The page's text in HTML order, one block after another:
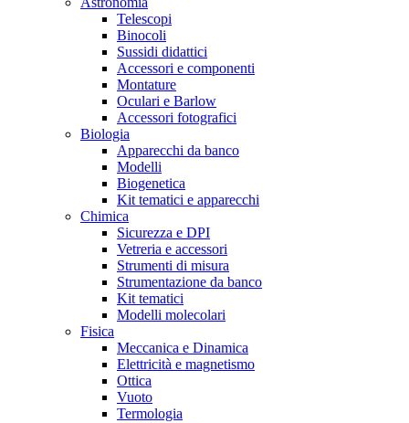
Telescopi
Binocoli
Sussidi didattici
Accessori e componenti
Montature
Oculari e Barlow
Accessori fotografici
Biologia
Apparecchi da banco
Modelli
Biogenetica
Kit tematici e apparecchi
Chimica
Sicurezza e DPI
Vetreria e accessori
Strumenti di misura
Strumentazione da banco
Kit tematici
Modelli molecolari
Fisica
Meccanica e Dinamica
Elettricità e magnetismo
Ottica
Vuoto
Termologia